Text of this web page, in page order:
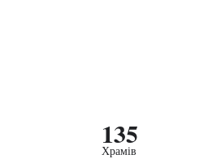
135
Храмів